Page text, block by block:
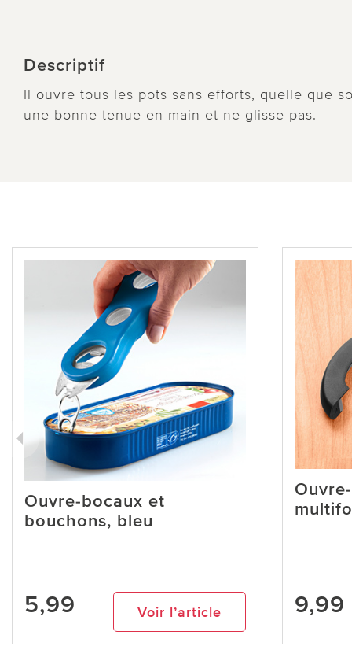
Descriptif
Il ouvre tous les pots sans efforts, quelle que
une bonne tenue en main et ne glisse pas.
Ouvre-bocaux et
bouchons, bleu
5,99 Voir l’article 9,99